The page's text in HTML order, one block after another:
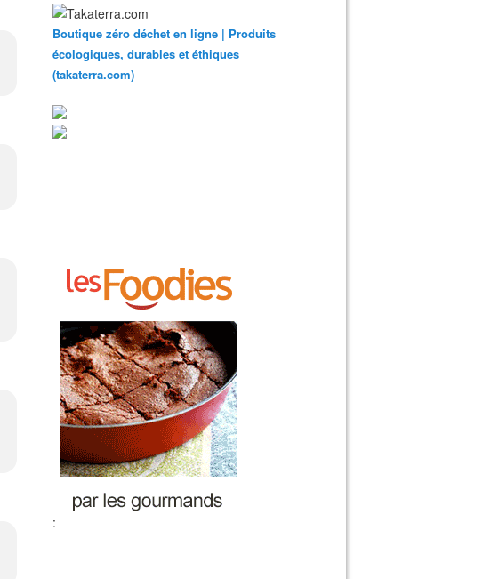
Boutique zéro déchet en ligne | Produits
écologiques, durables et éthiques
(takaterra.com)
: